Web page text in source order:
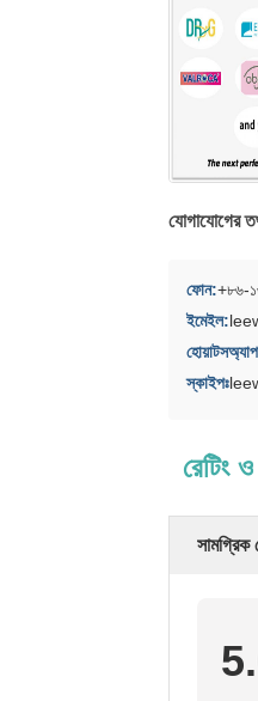
যোগাযোগের
ফোন:+৮৬-
ইমেইল:
স্কাইপঃ
রেটিং
সামগ্রিক